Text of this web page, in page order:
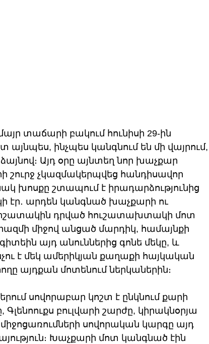
տաճարի բակում հունիսի 29-ին
այնպես, ինչպես կանգնում են մի վայրում,
Այդ օրը այնտեղ նոր խաչքար
շուրջ չկազմակերպվեց հանդիսավոր
խոսքը շտապում է իրադարձությունից
էր․ արդեն կանգնած խաչքարի ու
դրված հուշատախտակի մոտ
միջով անցած մարդիկ, համայնքի
այդ անուններից գոնե մեկը, և
է մեկ ամերիկյան քաղաքի հայկական
այդքան մոտենում ներկաներին։
սովորաբար կոշտ է ընկնում քարի
բուլվարի շարժը, կիրակնօրյա
սովորական կարգը այդ
Խաչքարի մոտ կանգնած էին